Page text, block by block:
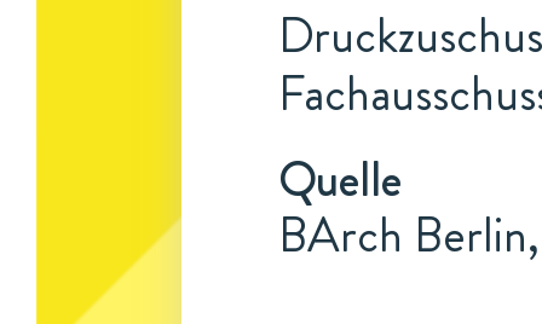
Quelle
BArch